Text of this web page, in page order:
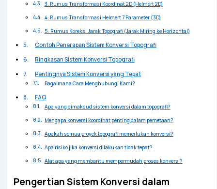
3. Rumus Transformasi Koordinat 2D (Helmert 2D)
4. Rumus Transformasi Helmert 7 Parameter (3D)
5. Rumus Koreksi Jarak Topografi (Jarak Miring ke Horizontal)
Contoh Penerapan Sistem Konversi Topografi
Ringkasan Sistem Konversi Topografi
Pentingnya Sistem Konversi yang Tepat
Bagaimana Cara Menghubungi Kami?
FAQ
Apa yang dimaksud sistem konversi dalam topografi?
Mengapa konversi koordinat penting dalam pemetaan?
Apakah semua proyek topografi memerlukan konversi?
Apa risiko jika konversi dilakukan tidak tepat?
Alat apa yang membantu mempermudah proses konversi?
Pengertian Sistem Konversi dalam